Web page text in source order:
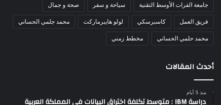
جامعة الفرات الأوسط التقنية سياحة و سفر صحة و جمال
فريق العمل كاسبرسكي لولو هايبرماركت محمد جلمي الحساني
محمد حلمي الحساني مخطط زمني
أحدث المقالات
منذ 5 أيام
دراسة IBM : متوسط تكلفة اختراق البيانات في المملكة العربية